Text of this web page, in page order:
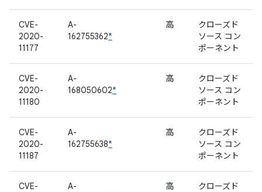
CVE-
2020-
11177
A-
162755362*
高
クローズド
ソース コン
ポーネント
CVE-
2020-
11180
A-
168050602*
高
クローズド
ソース コン
ポーネント
CVE-
2020-
11187
A-
162755638*
高
クローズド
ソース コン
ポーネント
CVE-
A-
高
クローズド